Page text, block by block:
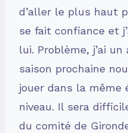
d’aller le plus haut
se fait confiance et
lui. Problème, j’ai
saison prochaine
jouer dans la même
niveau. Il sera
du comité de